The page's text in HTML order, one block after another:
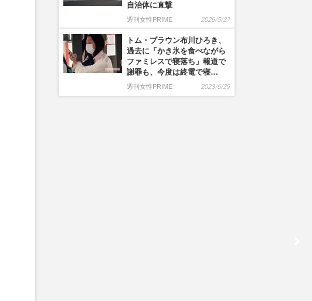
自治体に直撃
週刊女性PRIME 2026/5/27
トム・ブラウン布川ひろき、
過去に「かき氷を食べながら
ファミレスで寝落ち」報道で
謝罪も、今度は終電で寝…
週刊女性PRIME 2023/6/29